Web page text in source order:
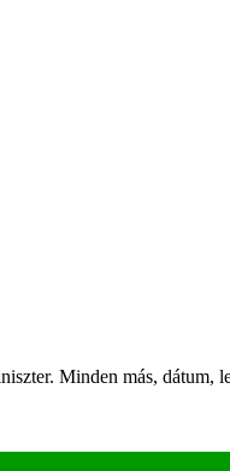
Minden más,